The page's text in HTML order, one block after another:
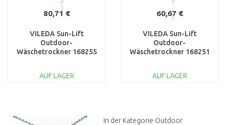
80,71 €
VILEDA Sun-Lift
Outdoor-
Wäschetrockner 168255
AUF LAGER
60,67 €
VILEDA Sun-Lift
Outdoor-
Wäschetrockner 168251
AUF LAGER
Vergleichen
In der Kategorie Outdoor